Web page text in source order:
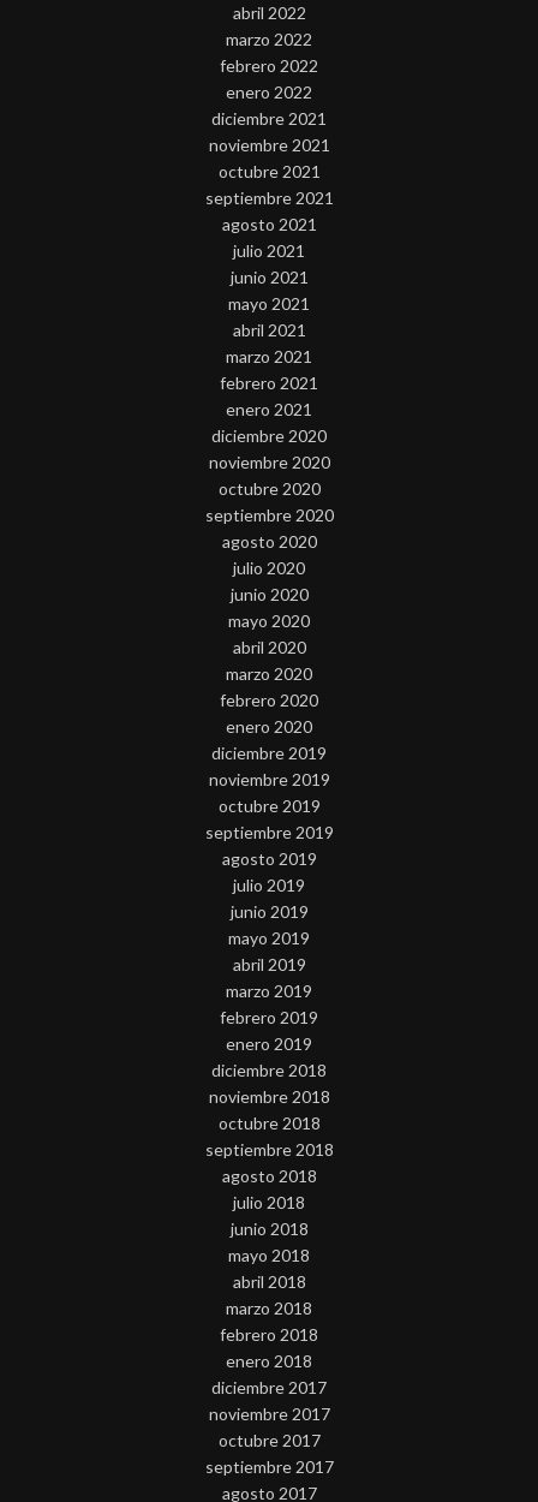
abril 2022
marzo 2022
febrero 2022
enero 2022
diciembre 2021
noviembre 2021
octubre 2021
septiembre 2021
agosto 2021
julio 2021
junio 2021
mayo 2021
abril 2021
marzo 2021
febrero 2021
enero 2021
diciembre 2020
noviembre 2020
octubre 2020
septiembre 2020
agosto 2020
julio 2020
junio 2020
mayo 2020
abril 2020
marzo 2020
febrero 2020
enero 2020
diciembre 2019
noviembre 2019
octubre 2019
septiembre 2019
agosto 2019
julio 2019
junio 2019
mayo 2019
abril 2019
marzo 2019
febrero 2019
enero 2019
diciembre 2018
noviembre 2018
octubre 2018
septiembre 2018
agosto 2018
julio 2018
junio 2018
mayo 2018
abril 2018
marzo 2018
febrero 2018
enero 2018
diciembre 2017
noviembre 2017
octubre 2017
septiembre 2017
agosto 2017